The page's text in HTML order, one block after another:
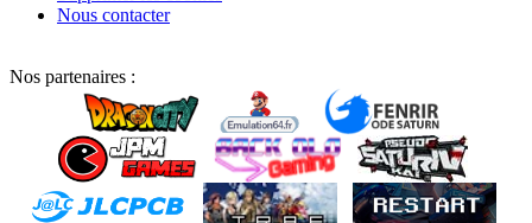
Nous contacter
Nos partenaires :